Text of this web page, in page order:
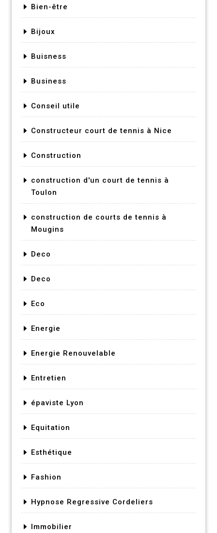
Bien-être
Bijoux
Buisness
Business
Conseil utile
Constructeur court de tennis à Nice
Construction
construction d'un court de tennis à
Toulon
construction de courts de tennis à
Mougins
Deco
Deco
Eco
Energie
Energie Renouvelable
Entretien
épaviste Lyon
Equitation
Esthétique
Fashion
Hypnose Regressive Cordeliers
Immobilier